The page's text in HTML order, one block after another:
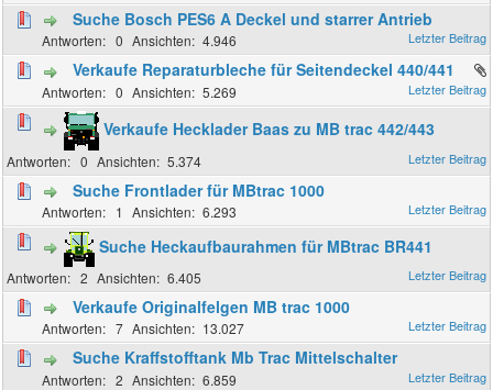
Suche Bosch PES6 A Deckel und starrer Antrieb
0 4.946
Verkaufe Reparaturbleche für Seitendeckel 440/441
0 5.269
Verkaufe Hecklader Baas zu MB trac 442/443
0 5.374
Suche Frontlader für MBtrac 1000
1 6.293
Suche Heckaufbaurahmen für MBtrac BR441
2 6.405
Verkaufe Originalfelgen MB trac 1000
7 13.027
Suche Kraffstofftank Mb Trac Mittelschalter
2 6.859